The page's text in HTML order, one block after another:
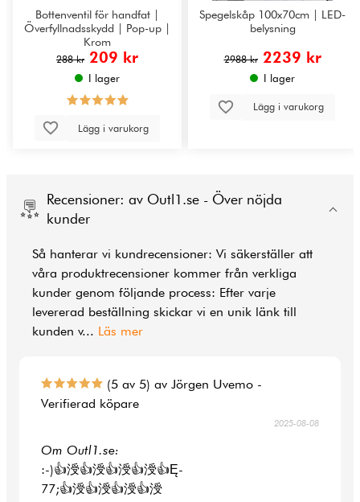
Bottenventil för handfat |
Överfyllnadsskydd | Pop-up |
Krom
288 kr 209 kr
I lager
Lägg i varukorg
Spegelskåp 100x70cm | LED-
belysning
2988 kr 2239 kr
I lager
Lägg i varukorg
Recensioner: av Outl1.se - Över nöjda
kunder
Så hanterar vi kundrecensioner: Vi säkerställer att
våra produktrecensioner kommer från verkliga
kunder genom följande process: Efter varje
levererad beställning skickar vi en unik länk till
kunden v... Läs mer
(5 av 5) av Jörgen Uvemo -
Verifierad köpare
2025-08-08
Om Outl1.se:
:-)👍涭👍涭👍涭👍涭👍Ę-
77;👍涭👍涭👍涭👍涭